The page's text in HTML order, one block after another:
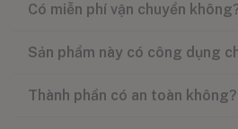
Có miễn phí vận chuyển
Sản phẩm này có công dụng
Thành phần có an toàn không?